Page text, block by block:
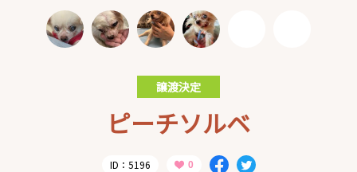
譲渡決定
ピーチソルベ
ID：5196